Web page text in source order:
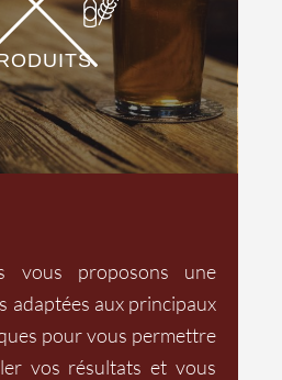
vous proposons une
adaptées aux principaux
pour vous permettre
vos résultats et vous